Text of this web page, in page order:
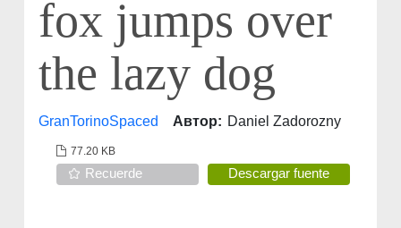
fox jumps over
the lazy dog
GranTorinoSpaced Автор: Daniel Zadorozny
77.20 KB
Recuerde Descargar fuente